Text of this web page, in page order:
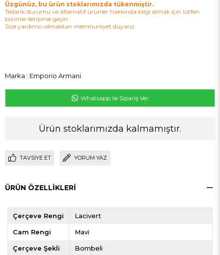
Üzgünüz, bu ürün stoklarımızda tükenmiştir.
Tedarik durumu ve alternatif ürünler hakkında bilgi almak için lütfen
bizimle iletişime geçin.
Size yardımcı olmaktan memnuniyet duyarız.
Marka : Emporio Armani
Whatsapp ile Sipariş Ver
Ürün stoklarımızda kalmamıştır.
TAVSIYE ET YORUM YAZ
ÜRÜN ÖZELLIKLERI
Çerçeve Rengi Lacivert
Cam Rengi Mavi
Çerçeve Şekli Bombeli